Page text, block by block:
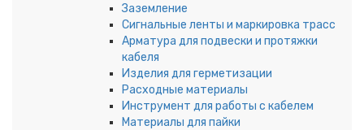
Заземление
Сигнальные ленты и маркировка трасс
Арматура для подвески и протяжки
кабеля
Изделия для герметизации
Расходные материалы
Инструмент для работы с кабелем
Материалы для пайки